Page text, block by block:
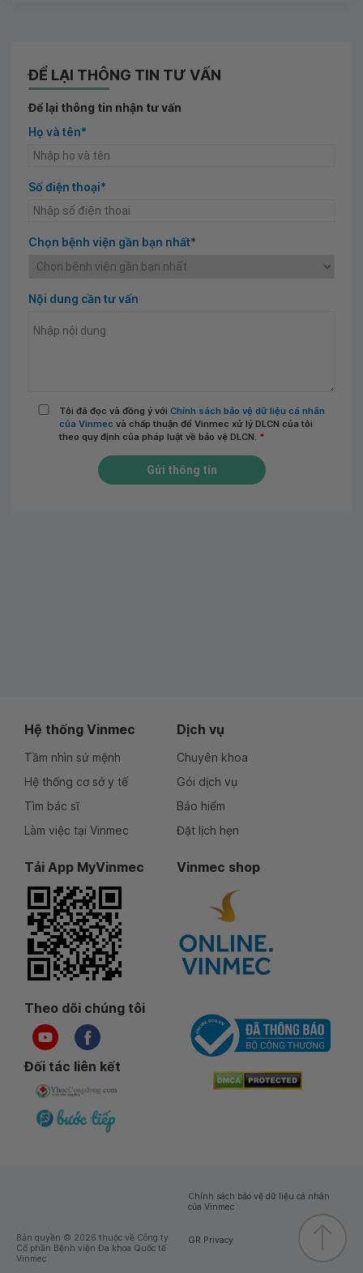
ĐỂ LẠI THÔNG TIN TƯ VẤN
Để lại thông tin nhận tư vấn
Họ và tên*
Số điện thoại*
Chọn bệnh viện gần bạn nhất*
Nội dung cần tư vấn
Tôi đã đọc và đồng ý với Chính sách bảo vệ dữ liệu cá nhân
của Vinmec và chấp thuận để Vinmec xử lý DLCN của tôi
theo quy định của pháp luật về bảo vệ DLCN. *
Gửi thông tin
Hệ thống Vinmec
Tầm nhìn sứ mệnh
Hệ thống cơ sở y tế
Tìm bác sĩ
Làm việc tại Vinmec
Dịch vụ
Chuyên khoa
Gói dịch vụ
Bảo hiểm
Đặt lịch hẹn
Tải App MyVinmec Vinmec shop
Theo dõi chúng tôi
Đối tác liên kết
Bản quyền © 2026 thuộc về Công ty
Cổ phần Bệnh viện Đa khoa Quốc tế
Vinmec
Chính sách bảo vệ dữ liệu cá nhân
của Vinmec
GR Privacy